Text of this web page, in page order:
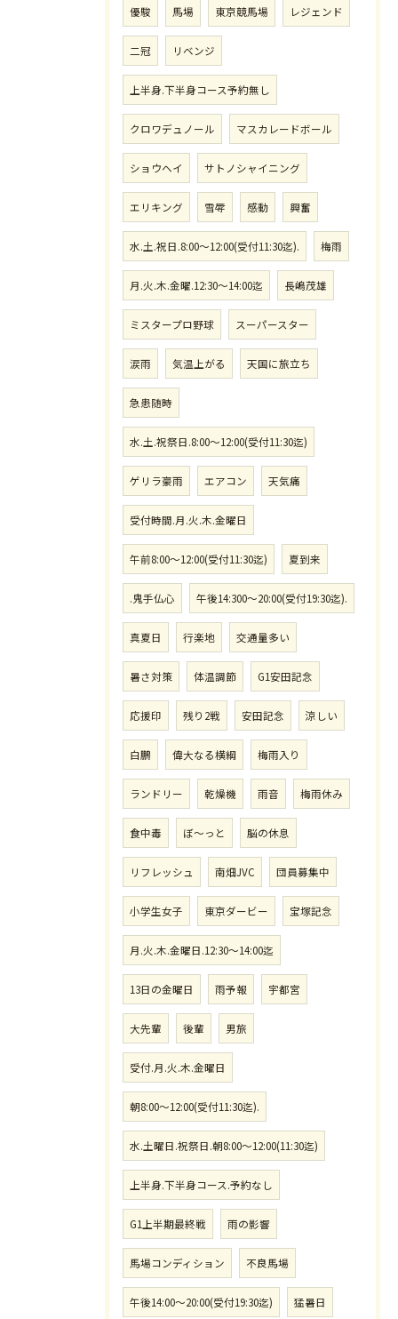
優駿 馬場 東京競馬場 レジェンド
二冠 リベンジ
上半身.下半身コース予約無し
クロワデュノール マスカレードボール
ショウヘイ サトノシャイニング
エリキング 雪辱 感動 興奮
水.土.祝日.8:00〜12:00(受付11:30迄). 梅雨
月.火.木.金曜.12:30〜14:00迄 長嶋茂雄
ミスタープロ野球 スーパースター
涙雨 気温上がる 天国に旅立ち
急患随時
水.土.祝祭日.8:00〜12:00(受付11:30迄)
ゲリラ豪雨 エアコン 天気痛
受付時間.月.火.木.金曜日
午前8:00〜12:00(受付11:30迄) 夏到来
.鬼手仏心 午後14:300〜20:00(受付19:30迄).
真夏日 行楽地 交通量多い
暑さ対策 体温調節 G1安田記念
応援印 残り2戦 安田記念 涼しい
白鵬 偉大なる横綱 梅雨入り
ランドリー 乾燥機 雨音 梅雨休み
食中毒 ぼ〜っと 脳の休息
リフレッシュ 南畑JVC 団員募集中
小学生女子 東京ダービー 宝塚記念
月.火.木.金曜日.12:30〜14:00迄
13日の金曜日 雨予報 宇都宮
大先輩 後輩 男旅
受付.月.火.木.金曜日
朝8:00〜12:00(受付11:30迄).
水.土曜日.祝祭日.朝8:00〜12:00(11:30迄)
上半身.下半身コース.予約なし
G1上半期最終戦 雨の影響
馬場コンディション 不良馬場
午後14:00〜20:00(受付19:30迄) 猛暑日